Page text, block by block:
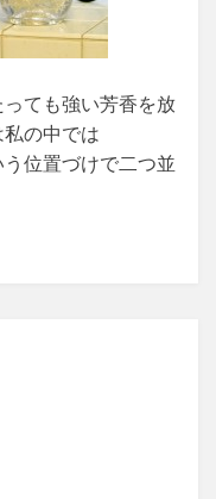
ても強い芳香を放
の中では
位置づけで二つ並